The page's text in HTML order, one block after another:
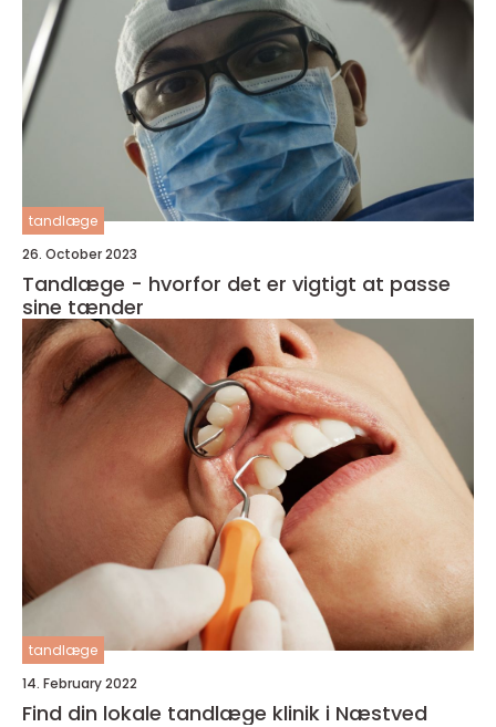
tandlæge
26. October 2023
Tandlæge - hvorfor det er vigtigt at passe
sine tænder
tandlæge
14. February 2022
Find din lokale tandlæge klinik i Næstved